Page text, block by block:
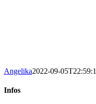
Angelika2022-09-
Infos